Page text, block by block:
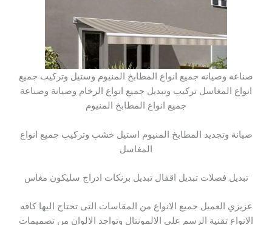
صناعه وصيانه جميع انواع المطابخ المنيوم وستيل وتركيب جميع
انواع المغاسل تركيب وتبديل جميع انواع الرخام وصيانة وصناعة
جميع انواع المطابخ المنيوم
صيانة وتجديد المطابخ المنيوم استيل خشب وتركيب جميع انواع
المغاسل
تبديل فصلات تبديل اقفال تبديل برنكات ادراج سليكون مغاس
عزيزي العميل جميع الانواع من المقاسات التى تحتاج اليها كافه
الانواع تقنية الرسم علي الالمونتال وتواجد الالوان من تصميمات